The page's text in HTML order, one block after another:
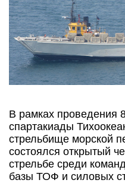
В рамках проведения
спартакиады
стрельбище морской
состоялся открытый
стрельбе среди
базы ТОФ и силовых